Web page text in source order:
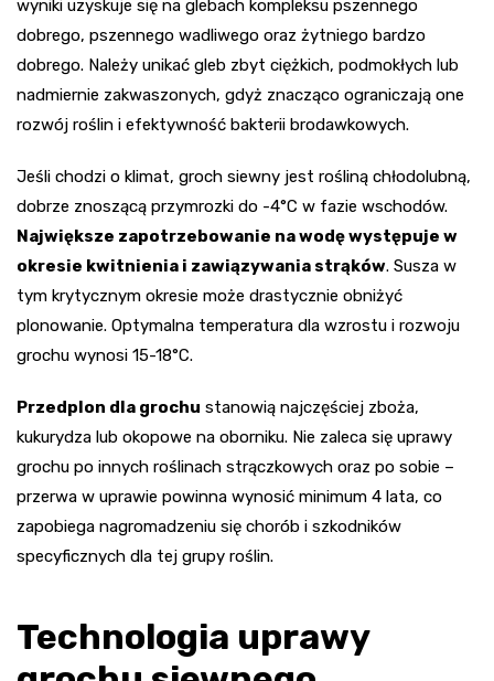
wyniki uzyskuje się na glebach kompleksu pszennego
dobrego, pszennego wadliwego oraz żytniego bardzo
dobrego. Należy unikać gleb zbyt ciężkich, podmokłych lub
nadmiernie zakwaszonych, gdyż znacząco ograniczają one
rozwój roślin i efektywność bakterii brodawkowych.
Jeśli chodzi o klimat, groch siewny jest rośliną chłodolubną,
dobrze znoszącą przymrozki do -4°C w fazie wschodów.
Największe zapotrzebowanie na wodę występuje w
okresie kwitnienia i zawiązywania strąków. Susza w
tym krytycznym okresie może drastycznie obniżyć
plonowanie. Optymalna temperatura dla wzrostu i rozwoju
grochu wynosi 15-18°C.
Przedplon dla grochu stanowią najczęściej zboża,
kukurydza lub okopowe na oborniku. Nie zaleca się uprawy
grochu po innych roślinach strączkowych oraz po sobie –
przerwa w uprawie powinna wynosić minimum 4 lata, co
zapobiega nagromadzeniu się chorób i szkodników
specyficznych dla tej grupy roślin.
Technologia uprawy